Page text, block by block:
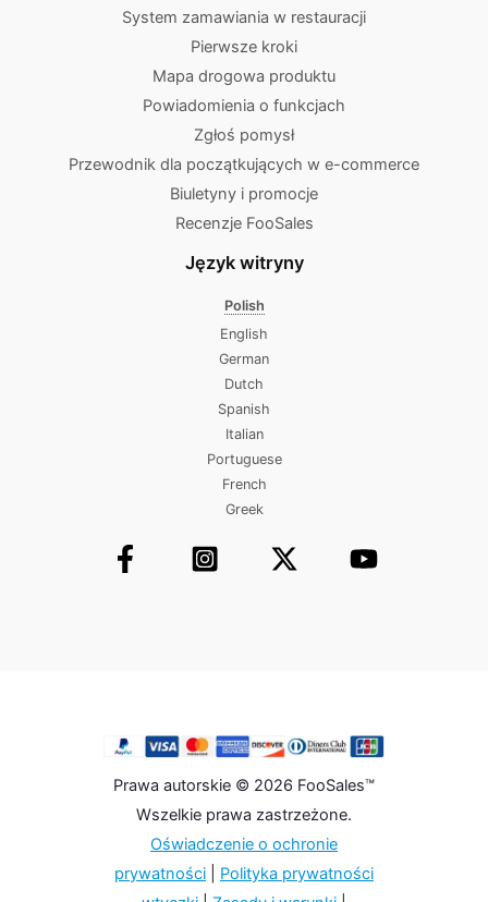
System zamawiania w restauracji
Pierwsze kroki
Mapa drogowa produktu
Powiadomienia o funkcjach
Zgłoś pomysł
Przewodnik dla początkujących w e-commerce
Biuletyny i promocje
Recenzje FooSales
Język witryny
Polish
English
German
Dutch
Spanish
Italian
Portuguese
French
Greek
Prawa autorskie © 2026 FooSales™
Wszelkie prawa zastrzeżone.
Oświadczenie o ochronie
prywatności
Polityka prywatności